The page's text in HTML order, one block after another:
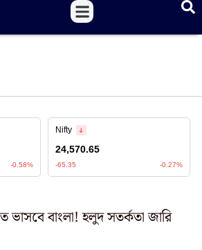
ভাসবে বাংলা! হলুদ সতর্কতা জারি